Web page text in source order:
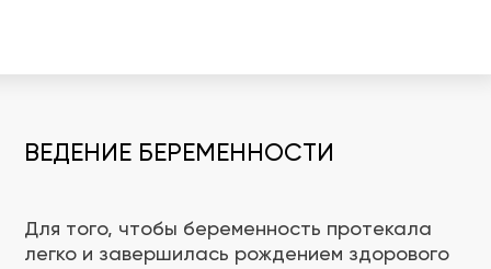
ВЕДЕНИЕ БЕРЕМЕННОСТИ
Для того, чтобы беременность протекала
легко и завершилась рождением здорового